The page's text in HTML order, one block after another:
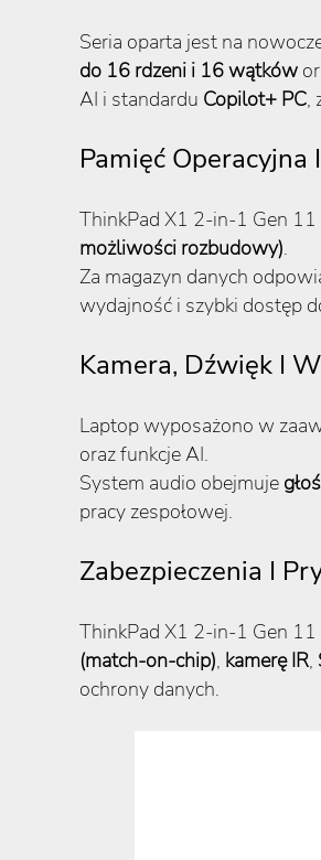
Seria oparta jest na
do 16 rdzeni i 16 wątków
AI i standardu Copilot+ PC,
Pamięć Operacyjna
ThinkPad X1 2-in-1 Gen
możliwości rozbudowy).
Za magazyn danych
wydajność i szybki dostęp
Kamera, Dźwięk I
Laptop wyposażono w
oraz funkcje AI.
System audio obejmuje
pracy zespołowej.
Zabezpieczenia I
ThinkPad X1 2-in-1 Gen
(match-on-chip), kamerę IR,
ochrony danych.